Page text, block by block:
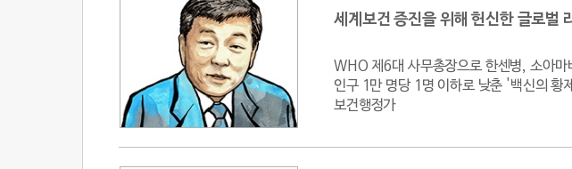
세계보건 증진을 위해 헌신한 글로벌
WHO 제6대 사무총장으로 한센병, 소아
인구 1만 명당 1명 이하로 낮춘 '백신의 황
보건행정가